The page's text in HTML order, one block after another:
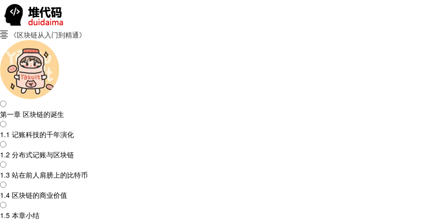
 《区块链从入门到精通》
第一章 区块链的诞生
1.1 记账科技的千年演化
1.2 分布式记账与区块链
1.3 站在前人肩膀上的比特币
1.4 区块链的商业价值
1.5 本章小结